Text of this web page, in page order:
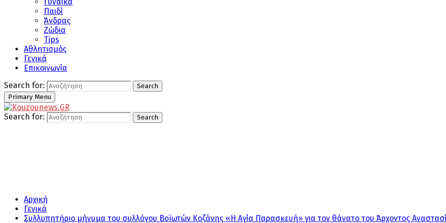
Παιδί
Άνδρας
Ζώδια
Tips
Αθλητισμός
Γενικά
Επικοινωνία
Search for:
Search
Primary Menu
Search for: Search
Αρχική
Γενικά
Συλλυπητήριο μήνυμα του συλλόγου Βοϊωτών Κοζάνης «Η Αγία Παρασκευή» για τον θάνατο του Άρχοντος